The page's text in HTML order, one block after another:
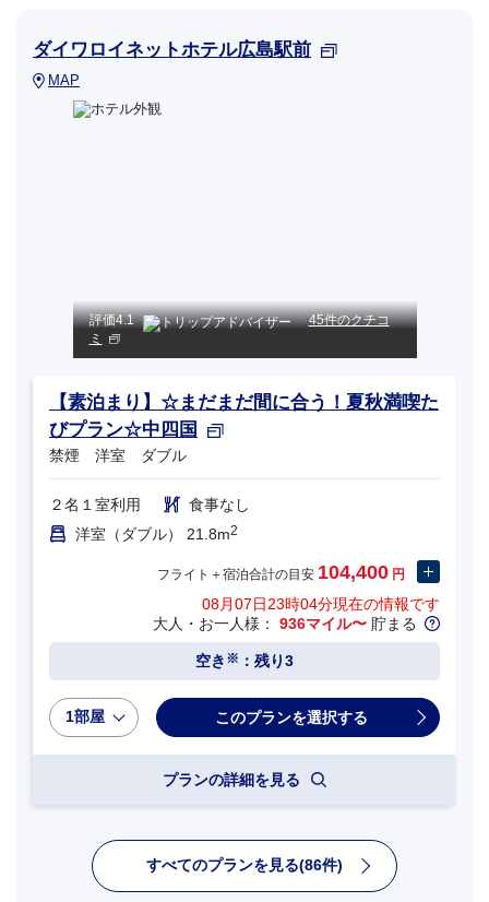
ダイワロイネットホテル広島駅前
MAP
評価4.1
45件のクチコ
ミ
【素泊まり】☆まだまだ間に合う！夏秋満喫た
びプラン☆中四国
禁煙 洋室 ダブル
２名１室利用
食事なし
洋室（ダブル） 21.8m2
フライト＋宿泊合計の目安 104,400 円
08月07日23時04分現在の情報です
大人・お一人様： 936マイル〜 貯まる
空き ※ ：残り3
1部屋
プランの詳細を見る
すべてのプランを見る(86件)